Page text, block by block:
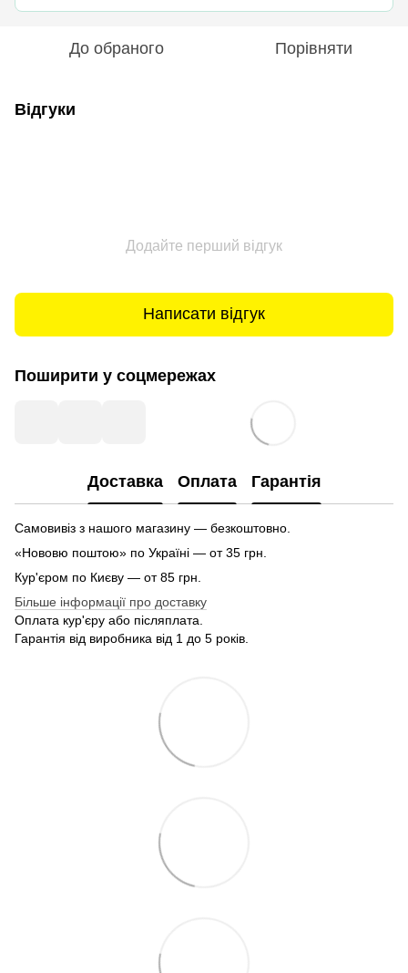
До обраного Порівняти
Відгуки
Додайте перший відгук
Написати відгук
Поширити у соцмережах
Доставка Оплата Гарантія
Самовивіз з нашого магазину — безкоштовно.
«Нововю поштою» по Україні — от 35 грн.
Кур'єром по Києву — от 85 грн.
Більше інформації про доставку
Оплата кур'єру або післяплата.
Гарантія від виробника від 1 до 5 років.